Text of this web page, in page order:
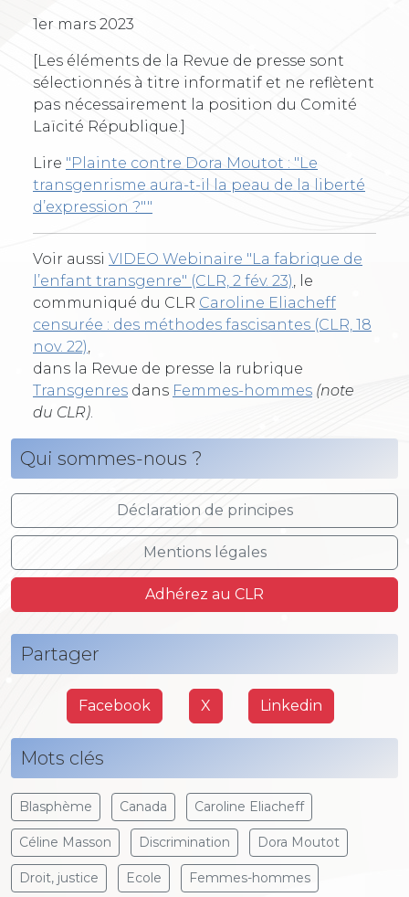
1er mars 2023
[Les éléments de la Revue de presse sont
sélectionnés à titre informatif et ne reflètent
pas nécessairement la position du Comité
Laïcité République.]
Lire "Plainte contre Dora Moutot : "Le
transgenrisme aura-t-il la peau de la liberté
d’expression ?""
Voir aussi VIDEO Webinaire "La fabrique de
l’enfant transgenre" (CLR, 2 fév. 23)
, le
communiqué du CLR Caroline Eliacheff
censurée : des méthodes fascisantes (CLR, 18
nov. 22)
dans la Revue de presse la rubrique
Transgenres dans Femmes-hommes (note
du CLR)
Qui sommes-nous ?
Déclaration de principes
Mentions légales
Adhérez au CLR
Partager
Facebook X Linkedin
Mots clés
Blasphème Canada Caroline Eliacheff
Céline Masson Discrimination Dora Moutot
Droit, justice Ecole Femmes-hommes